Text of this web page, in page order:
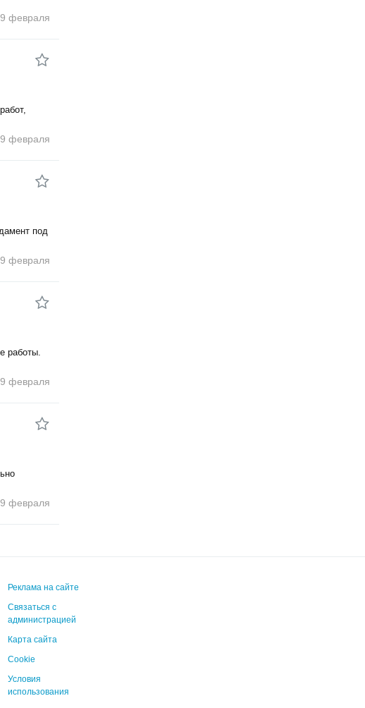
февраля
февраля
под
февраля
работы.
февраля
февраля
Реклама на сайте
Связаться с
администрацией
Карта сайта
Cookie
Условия
использования